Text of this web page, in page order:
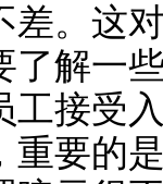
差。这
了解一
工接受
重要的